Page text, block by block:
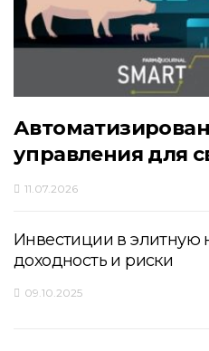
управления для
11.07.2026
Инвестиции в элитную
доходность и риски
09.10.2025